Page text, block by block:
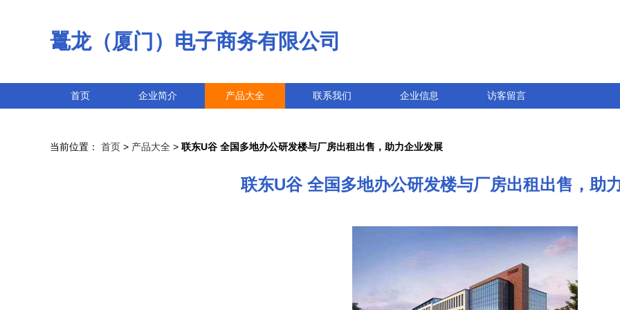
鼍龙（厦门）电子商务有限公司
首页 企业简介 产品大全 联系我们 企业信息 访客留言
当前位置： 首页 > 产品大全 > 联东U谷 全国多地办公研发楼与厂房出租出售，助力企业发展
联东U谷 全国多地办公研发楼与厂房出租出售，助